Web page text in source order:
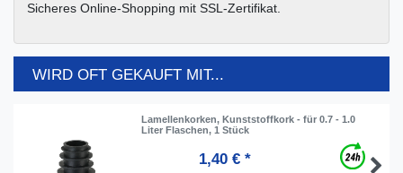
Sicheres Online-Shopping mit SSL-Zertifikat.
WIRD OFT GEKAUFT MIT...
Lamellenkorken, Kunststoffkork - für 0.7 - 1.0
Liter Flaschen, 1 Stück
1,40 € *